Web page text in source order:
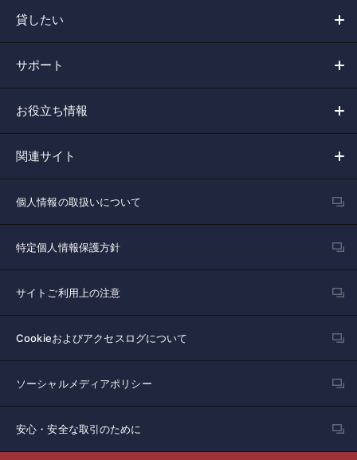
貸したい
サポート
お役立ち情報
関連サイト
個人情報の取扱いについて
特定個人情報保護方針
サイトご利用上の注意
Cookieおよびアクセスログについて
ソーシャルメディアポリシー
安心・安全な取引のために